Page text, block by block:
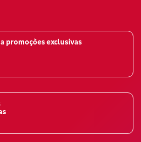
promoções exclusivas